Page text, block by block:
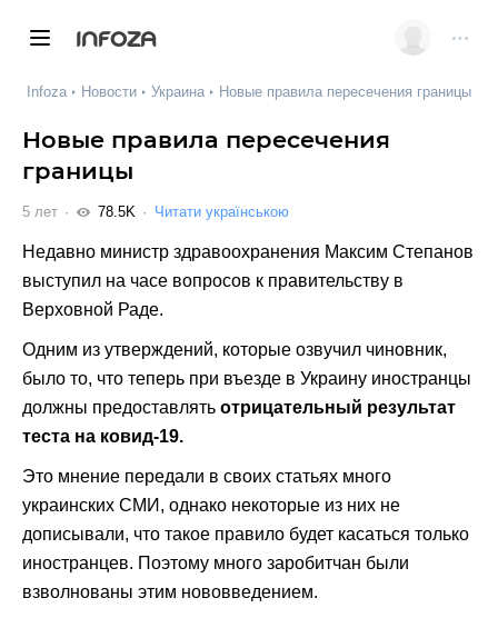
INFOZA
Infoza Новости Украина Новые правила пересечения границы
Новые правила пересечения
границы
5 лет 78.5K Читати українською
Недавно министр здравоохранения Максим Степанов
выступил на часе вопросов к правительству в
Верховной Раде.
Одним из утверждений, которые озвучил чиновник,
было то, что теперь при въезде в Украину иностранцы
должны предоставлять отрицательный результат
теста на ковид-19.
Это мнение передали в своих статьях много
украинских СМИ, однако некоторые из них не
дописывали, что такое правило будет касаться только
иностранцев. Поэтому много заробитчан были
взволнованы этим нововведением.